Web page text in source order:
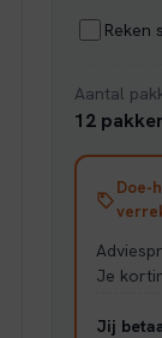
Reken
Aantal
12
Doe-
Je
Jij